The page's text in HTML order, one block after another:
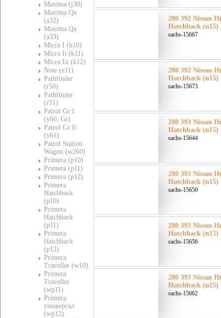
Maxima (j30)
Maxima Qx
(a32)
Maxima Qx
(a33)
Micra I (k10)
Micra Ii (k11)
Micra Iii (k12)
Note (e11)
Pathfinder
(r50)
Pathfinder
(r51)
Patrol Gr I
(y60, Gr)
Patrol Gr Ii
(y61)
Patrol Station
Wagon (w260)
Primera (p10)
Primera (p11)
Primera (p12)
Primera
Hatchback
(p10)
Primera
Hatchback
(p11)
Primera
Hatchback
(p12)
Primera
Traveller (w10)
Primera
Traveller
(wp11)
Primera
универсал
(wp12)
280 392 Nissan
Hatchback (n15)
sachs-15667
280 392 Nissan
Hatchback (n15)
sachs-15673
280 393 Nissan
Hatchback (n15)
sachs-15644
280 393 Nissan
Hatchback (n15)
sachs-15650
280 393 Nissan
Hatchback (n15)
sachs-15656
280 393 Nissan
Hatchback (n15)
sachs-15662